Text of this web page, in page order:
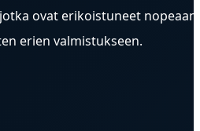
ovat erikoistuneet nopeaan
erien valmistukseen.